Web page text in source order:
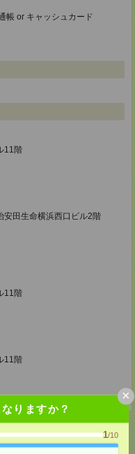
りますか？
1/10
×
帳 or キャッシュカード
11階
田生命横浜西口ビル2階
11階
11階